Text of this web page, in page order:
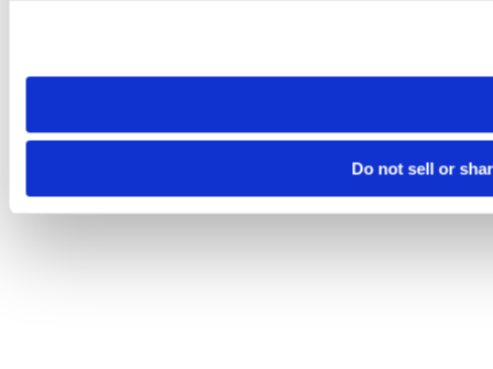
need to be set again.
Do not sell or